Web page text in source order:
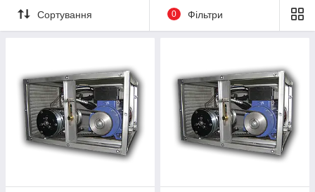
Сортування 0 Фільтри